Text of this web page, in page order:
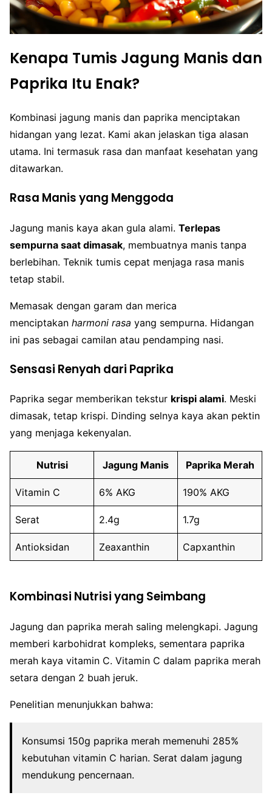
Kenapa Tumis Jagung Manis dan
Paprika Itu Enak?
Kombinasi jagung manis dan paprika menciptakan
hidangan yang lezat. Kami akan jelaskan tiga alasan
utama. Ini termasuk rasa dan manfaat kesehatan yang
ditawarkan.
Rasa Manis yang Menggoda
Jagung manis kaya akan gula alami. Terlepas
sempurna saat dimasak, membuatnya manis tanpa
berlebihan. Teknik tumis cepat menjaga rasa manis
tetap stabil.
Memasak dengan garam dan merica
menciptakan harmoni rasa yang sempurna. Hidangan
ini pas sebagai camilan atau pendamping nasi.
Sensasi Renyah dari Paprika
Paprika segar memberikan tekstur krispi alami. Meski
dimasak, tetap krispi. Dinding selnya kaya akan pektin
yang menjaga kekenyalan.
Nutrisi Jagung Manis Paprika Merah
Vitamin C 6% AKG 190% AKG
Serat 2.4g 1.7g
Antioksidan Zeaxanthin Capxanthin
Kombinasi Nutrisi yang Seimbang
Jagung dan paprika merah saling melengkapi. Jagung
memberi karbohidrat kompleks, sementara paprika
merah kaya vitamin C. Vitamin C dalam paprika merah
setara dengan 2 buah jeruk.
Penelitian menunjukkan bahwa:
Konsumsi 150g paprika merah memenuhi 285%
kebutuhan vitamin C harian. Serat dalam jagung
mendukung pencernaan.